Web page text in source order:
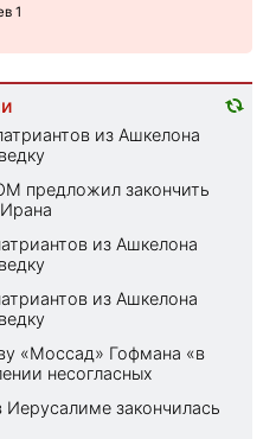
1
из Ашкелона
предложил закончить
из Ашкелона
из Ашкелона
«Моссад» Гофмана «в
несогласных
Иерусалиме закончилась